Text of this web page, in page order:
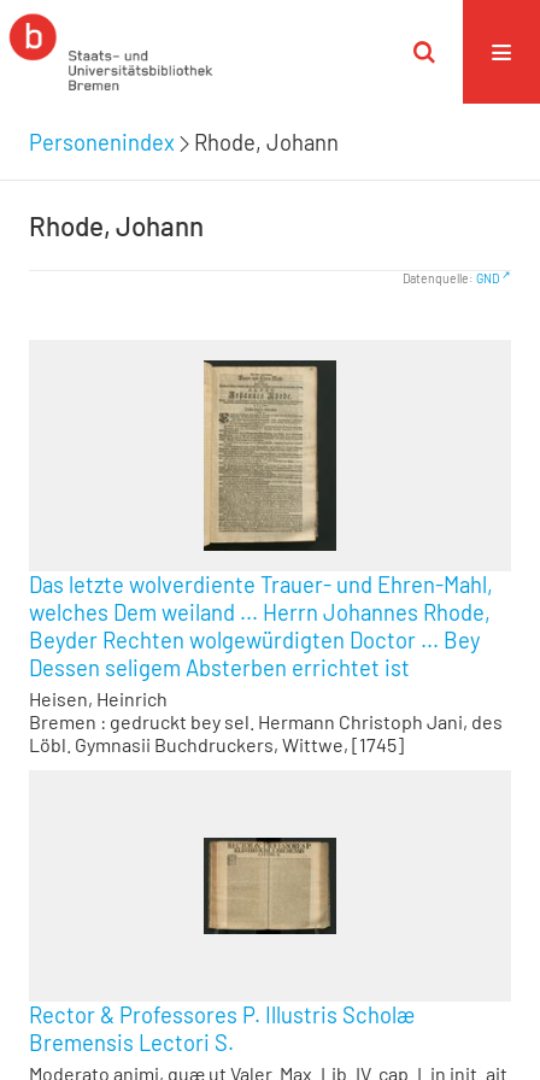
Personenindex Rhode, Johann
Rhode, Johann
Datenquelle: GND
Das letzte wolverdiente Trauer- und Ehren-Mahl,
welches Dem weiland ... Herrn Johannes Rhode,
Beyder Rechten wolgewürdigten Doctor ... Bey
Dessen seligem Absterben errichtet ist
Heisen, Heinrich
Bremen : gedruckt bey sel. Hermann Christoph Jani, des
Löbl. Gymnasii Buchdruckers, Wittwe, [1745]
Rector & Professores P. Illustris Scholæ
Bremensis Lectori S.
Moderato animi, quæ ut Valer. Max. Lib. IV. cap. I. in init. ait